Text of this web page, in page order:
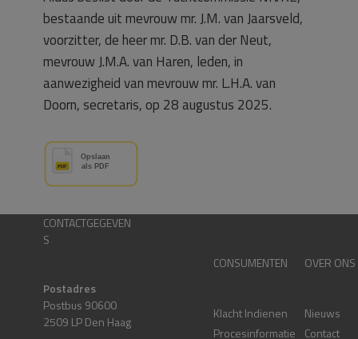
bestaande uit mevrouw mr. J.M. van Jaarsveld,
voorzitter, de heer mr. D.B. van der Neut,
mevrouw J.M.A. van Haren, leden, in
aanwezigheid van mevrouw mr. L.H.A. van
Doorn, secretaris, op 28 augustus 2025.
CONTACTGEGEVEN
S
Postadres
Postbus 90600
2509 LP Den Haag
CONSUMENTEN
Klacht Indienen
Procesinformatie
OVER ONS
Nieuws
Contact